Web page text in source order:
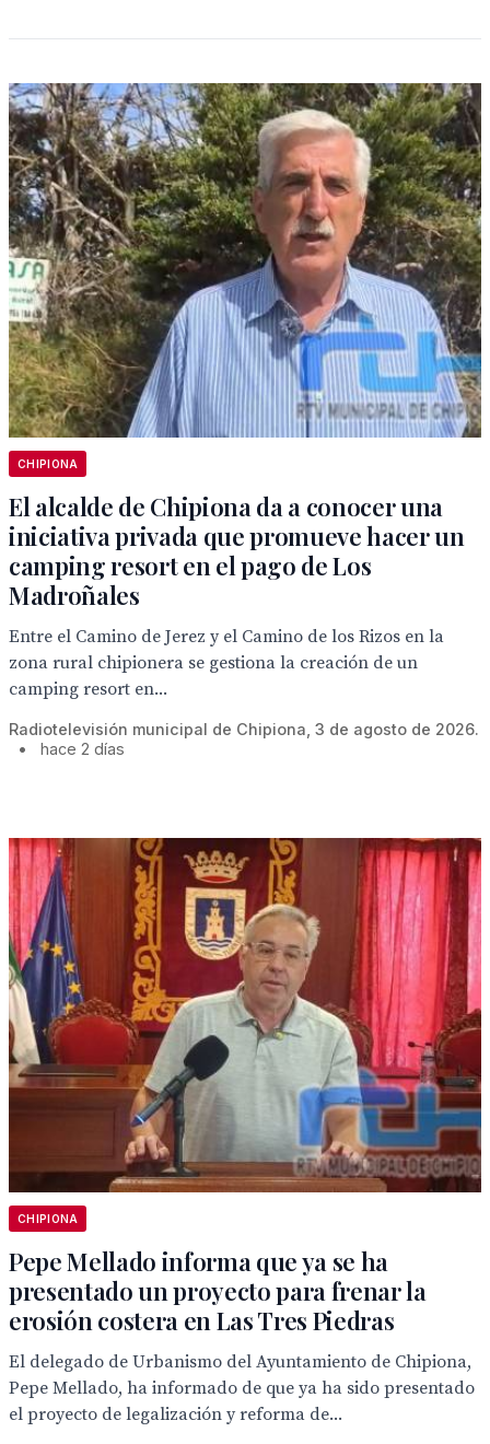
CHIPIONA
El alcalde de Chipiona da a conocer una
iniciativa privada que promueve hacer un
camping resort en el pago de Los
Madroñales
Entre el Camino de Jerez y el Camino de los Rizos en la
zona rural chipionera se gestiona la creación de un
camping resort en...
Radiotelevisión municipal de Chipiona, 3 de agosto de 2026.
•
hace 2 días
CHIPIONA
Pepe Mellado informa que ya se ha
presentado un proyecto para frenar la
erosión costera en Las Tres Piedras
El delegado de Urbanismo del Ayuntamiento de Chipiona,
Pepe Mellado, ha informado de que ya ha sido presentado
el proyecto de legalización y reforma de...